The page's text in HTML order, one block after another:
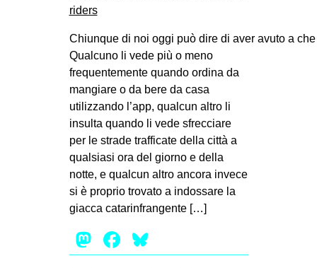
Chiunque di noi oggi può dire di aver avuto a
Qualcuno li vede più o meno
frequentemente quando ordina da
mangiare o da bere da casa
utilizzando l’app, qualcun altro li
insulta quando li vede sfrecciare
per le strade trafficate della città a
qualsiasi ora del giorno e della
notte, e qualcun altro ancora invece
si è proprio trovato a indossare la
giacca catarinfrangente […]
Mastodon
Facebook